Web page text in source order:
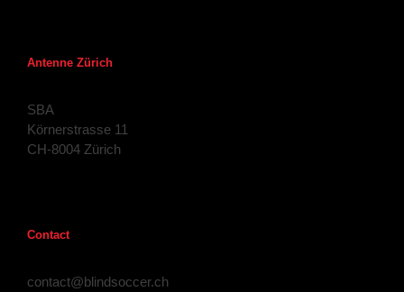
Antenne Zürich
SBA
Körnerstrasse 11
CH-8004 Zürich
Contact
contact@blindsoccer.ch